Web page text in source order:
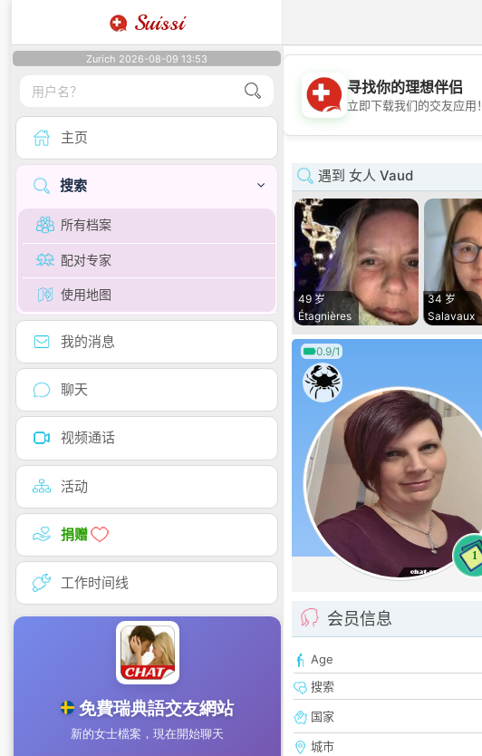
Suissi
Zurich 2026-08-09 13:53
主页
搜索
所有档案
配对专家
使用地图
我的消息
聊天
视频通话
活动
捐赠
工作时间线
💖
寻找你的理想伴侣
立即下载我们的交友应用！
遇到 女人 Vaud
49 岁
Étagnières
34 岁
Salavaux
0.9/1
1
会员信息
Age
搜索
国家
城市